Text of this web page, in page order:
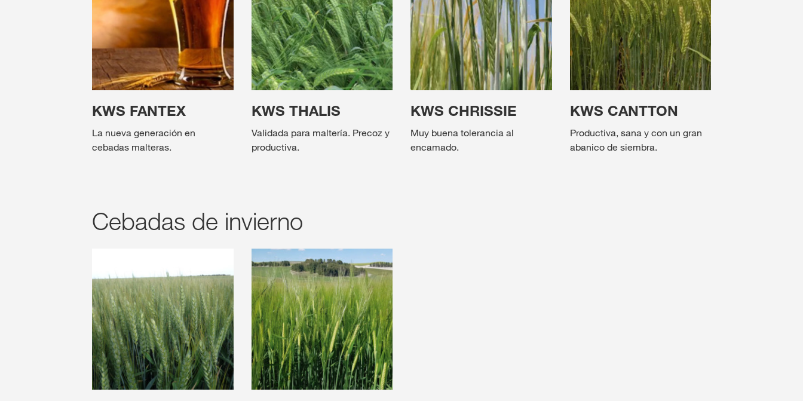
KWS FANTEX
La nueva generación en
cebadas malteras.
KWS THALIS
Validada para maltería. Precoz y
productiva.
KWS CHRISSIE
Muy buena tolerancia al
encamado.
KWS CANTTON
Productiva, sana y con un gran
abanico de siembra.
Cebadas de invierno